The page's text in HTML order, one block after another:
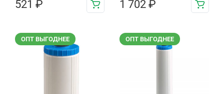
521 ₽ 1 702 ₽
ОПТ ВЫГОДНЕЕ ОПТ ВЫГОДНЕЕ